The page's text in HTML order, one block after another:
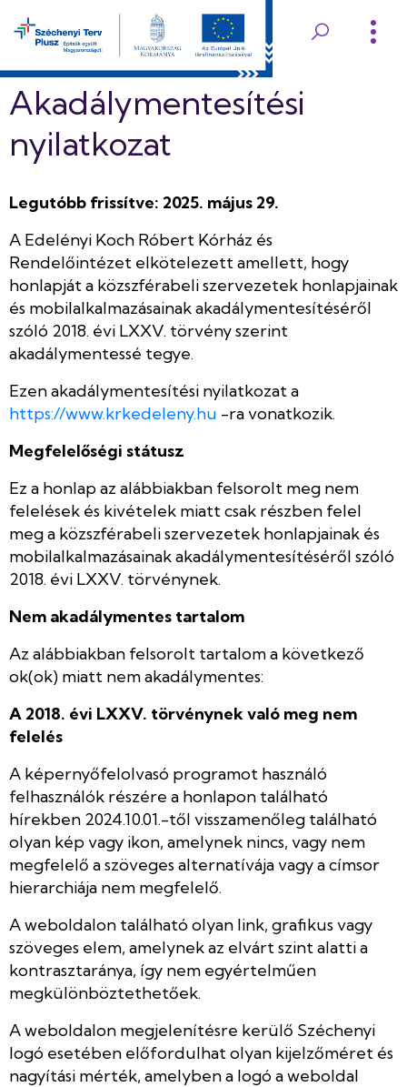
tartalomraEdelényi
Koch
Róbert
és
Rendelőintézet
Akadálymentesítési
nyilatkozat
Legutóbb frissítve: 2025. május 29.
A Edelényi Koch Róbert Kórház és
Rendelőintézet elkötelezett amellett, hogy
honlapját a közszférabeli szervezetek honlapjainak
és mobilalkalmazásainak akadálymentesítéséről
szóló 2018. évi LXXV. törvény szerint
akadálymentessé tegye.
Ezen akadálymentesítési nyilatkozat a
https://www.krkedeleny.hu -ra vonatkozik.
Megfelelőségi státusz
Ez a honlap az alábbiakban felsorolt meg nem
felelések és kivételek miatt csak részben felel
meg a közszférabeli szervezetek honlapjainak és
mobilalkalmazásainak akadálymentesítéséről szóló
2018. évi LXXV. törvénynek.
Nem akadálymentes tartalom
Az alábbiakban felsorolt tartalom a következő
ok(ok) miatt nem akadálymentes:
A 2018. évi LXXV. törvénynek való meg nem
felelés
A képernyőfelolvasó programot használó
felhasználók részére a honlapon található
hírekben 2024.10.01.-től visszamenőleg található
olyan kép vagy ikon, amelynek nincs, vagy nem
megfelelő a szöveges alternatívája vagy a címsor
hierarchiája nem megfelelő.
A weboldalon található olyan link, grafikus vagy
szöveges elem, amelynek az elvárt szint alatti a
kontrasztaránya, így nem egyértelműen
megkülönböztethetőek.
A weboldalon megjelenítésre kerülő Széchenyi
logó esetében előfordulhat olyan kijelzőméret és
nagyítási mérték, amelyben a logó a weboldal